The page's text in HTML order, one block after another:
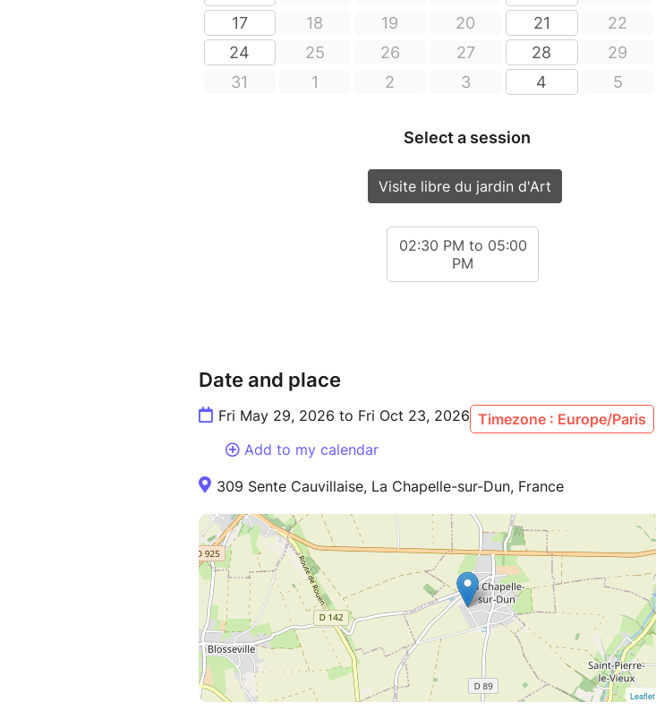
Date and place
Fri May 29, 2026 to Fri Oct 23, 2026 Timezone : Europe/Paris
Add to my calendar
309 Sente Cauvillaise, La Chapelle-sur-Dun, France
Leaflet